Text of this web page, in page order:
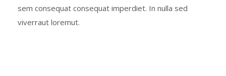
sem consequat consequat imperdiet. In nulla sed
viverraut loremut.